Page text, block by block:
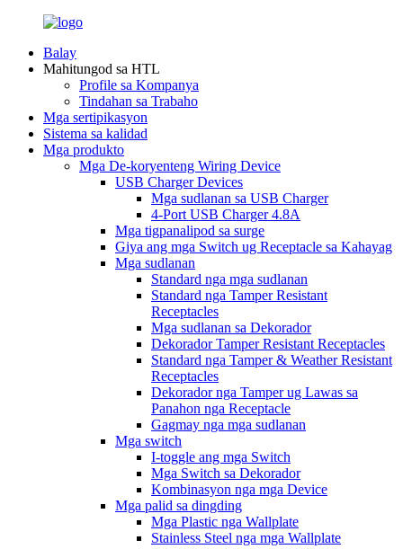
Balay
Mahitungod sa HTL
Profile sa Kompanya
Tindahan sa Trabaho
Mga sertipikasyon
Sistema sa kalidad
Mga produkto
Mga De-koryenteng Wiring Device
USB Charger Devices
Mga sudlanan sa USB Charger
4-Port USB Charger 4.8A
Mga tigpanalipod sa surge
Giya ang mga Switch ug Receptacle sa Kahayag
Mga sudlanan
Standard nga mga sudlanan
Standard nga Tamper Resistant
Receptacles
Mga sudlanan sa Dekorador
Dekorador Tamper Resistant Receptacles
Standard nga Tamper & Weather Resistant
Receptacles
Dekorador nga Tamper ug Lawas sa
Panahon nga Receptacle
Gagmay nga mga sudlanan
Mga switch
I-toggle ang mga Switch
Mga Switch sa Dekorador
Kombinasyon nga mga Device
Mga palid sa dingding
Mga Plastic nga Wallplate
Stainless Steel nga mga Wallplate